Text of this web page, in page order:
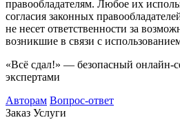
правообладателям. Любое их
согласия законных
не несет ответственности за
возникшие в связи с
«Всё сдал!» — безопасный онлайн-
экспертами
Авторам Вопрос-ответ
Заказ Услуги